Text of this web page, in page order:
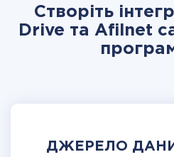
Створіть
Drive та Afilnet
ДЖЕРЕЛО